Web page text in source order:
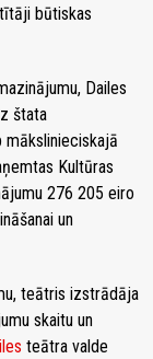
būtiskas
Dailes
štata
mākslinieciskajā
Kultūras
276 205 eiro
un
teātris izstrādāja
skaitu un
teātra valde